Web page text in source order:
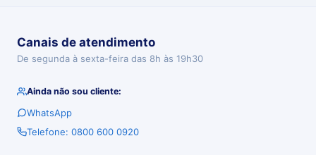
Canais de atendimento
De segunda à sexta-feira das 8h às 19h30
Ainda não sou cliente:
WhatsApp
Telefone: 0800 600 0920